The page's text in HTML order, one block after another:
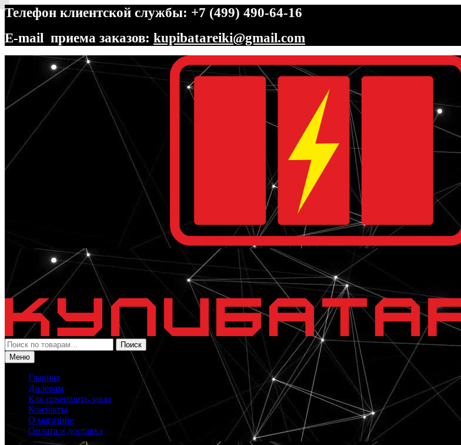
Телефон клиентской службы: +7 (499) 490-64-16
E-mail приема заказов: kupibatareiki@gmail.com
Перейти
навигации
Перейти
содержимому
Искать:
Поиск
Меню
Главная
Дилерам
Как совершить заказ
Контакты
О магазине
Оплата и доставка